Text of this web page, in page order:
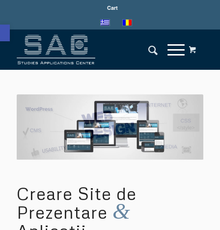
Open toolbar
Cart
Creare Site de
Prezentare &